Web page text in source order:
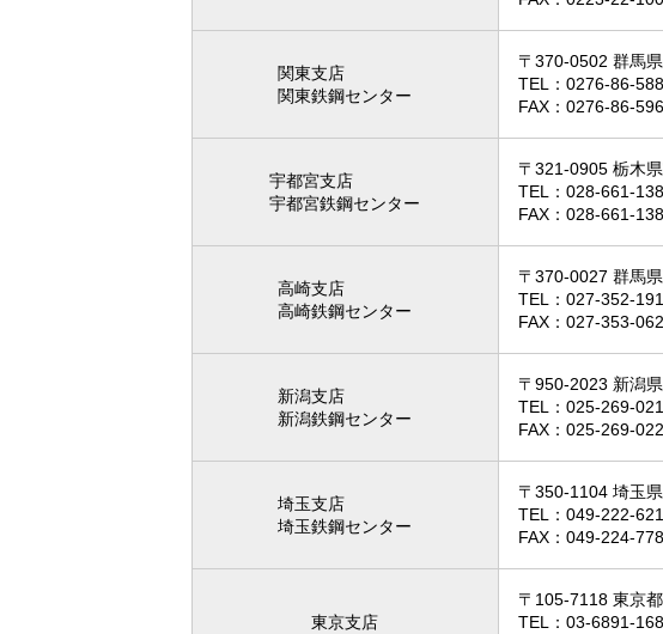
関東支店
関東鉄鋼センター
〒370-0502 群馬
TEL： 0276-86-
FAX：0276-86-
宇都宮支店
宇都宮鉄鋼センター
〒321-0905 栃木
TEL： 028-661-
FAX：028-661-
高崎支店
高崎鉄鋼センター
〒370-0027 群馬
TEL： 027-352-
FAX：027-353-
新潟支店
新潟鉄鋼センター
〒950-2023 新潟
TEL： 025-269-
FAX：025-269-
埼玉支店
埼玉鉄鋼センター
〒350-1104 埼玉
TEL： 049-222-
FAX：049-224-
東京支店
〒105-7118 東京
TEL： 03-6891-